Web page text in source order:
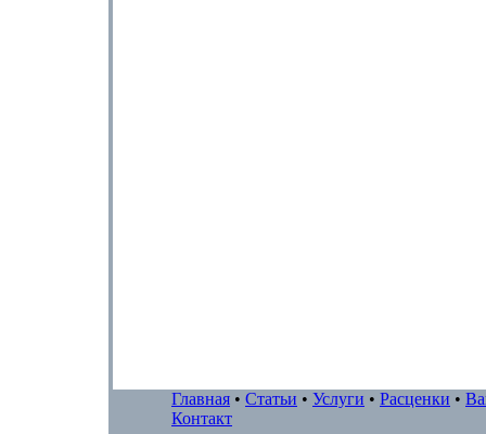
Главная • Статьи • Услуги • Расценки •
Контакт